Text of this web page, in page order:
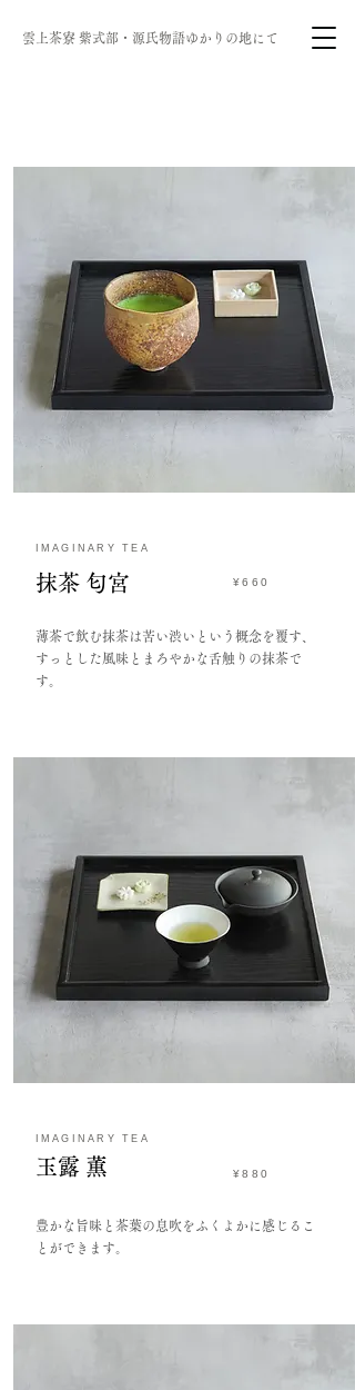
雲上茶寮 ​紫式部・源氏物語ゆかりの地にて
IMAGINARY TEA
​抹茶 匂宮 ¥660
​薄茶で飲む抹茶は苦い渋いという概念を覆す、
すっとした風味とまろやかな舌触りの抹茶で
す。
IMAGINARY TEA
​玉露 薫 ¥880
豊かな旨味と茶葉の息吹をふくよかに感じるこ
とができます。